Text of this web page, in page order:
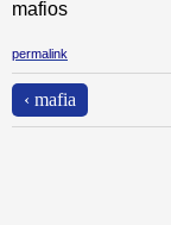
mafios
permalink
‹ mafia